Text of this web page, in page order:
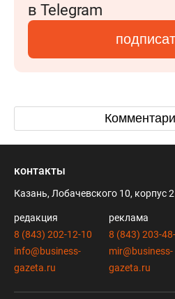
в Telegram
контакты
Казань, Лобачевского 10, корпус 2
редакция
8 (843) 202-12-10
info@business-
gazeta.ru
реклама
8 (843) 203-
mir@business-
gazeta.ru